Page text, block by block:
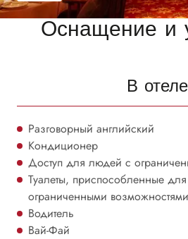
Оснащение и
В отеле
Разговорный английский
Кондиционер
Доступ для людей с
Туалеты, приспособленные
ограниченными возможностями
Водитель
Вай-Фай